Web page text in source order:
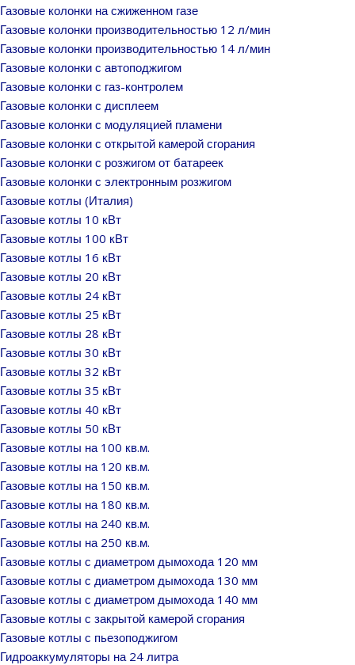
Газовые колонки на сжиженном газе
Газовые колонки производительностью 12 л/мин
Газовые колонки производительностью 14 л/мин
Газовые колонки с автоподжигом
Газовые колонки с газ-контролем
Газовые колонки с дисплеем
Газовые колонки с модуляцией пламени
Газовые колонки с открытой камерой сгорания
Газовые колонки с розжигом от батареек
Газовые колонки с электронным розжигом
Газовые котлы (Италия)
Газовые котлы 10 кВт
Газовые котлы 100 кВт
Газовые котлы 16 кВт
Газовые котлы 20 кВт
Газовые котлы 24 кВт
Газовые котлы 25 кВт
Газовые котлы 28 кВт
Газовые котлы 30 кВт
Газовые котлы 32 кВт
Газовые котлы 35 кВт
Газовые котлы 40 кВт
Газовые котлы 50 кВт
Газовые котлы на 100 кв.м.
Газовые котлы на 120 кв.м.
Газовые котлы на 150 кв.м.
Газовые котлы на 180 кв.м.
Газовые котлы на 240 кв.м.
Газовые котлы на 250 кв.м.
Газовые котлы с диаметром дымохода 120 мм
Газовые котлы с диаметром дымохода 130 мм
Газовые котлы с диаметром дымохода 140 мм
Газовые котлы с закрытой камерой сгорания
Газовые котлы с пьезоподжигом
Гидроаккумуляторы на 24 литра